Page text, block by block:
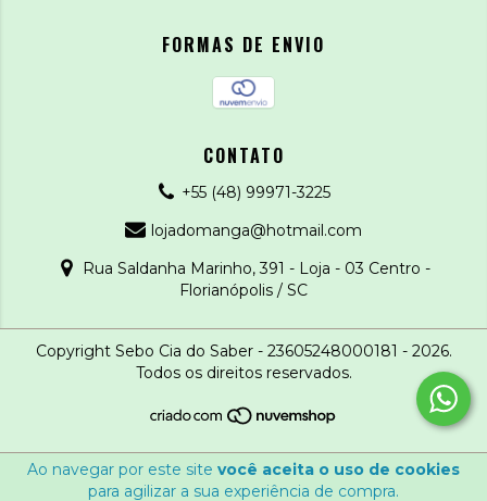
Ao navegar por este site você aceita o uso de cookies
para agilizar a sua experiência de compra.
FORMAS DE ENVIO
CONTATO
+55 (48) 99971-3225
lojadomanga@hotmail.com
Rua Saldanha Marinho, 391 - Loja - 03 Centro -
Florianópolis / SC
Copyright Sebo Cia do Saber - 23605248000181 - 2026.
Todos os direitos reservados.